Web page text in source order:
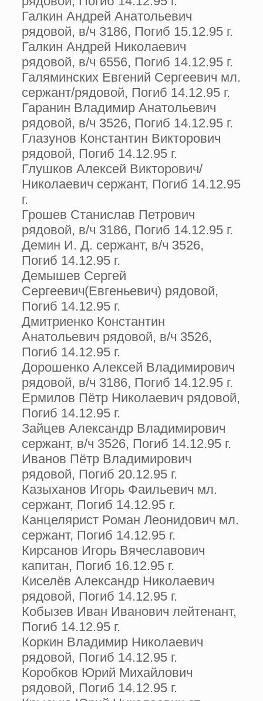
Галкин Андрей Анатольевич
рядовой, в/ч 3186, Погиб 15.12.95 г.
Галкин Андрей Николаевич
рядовой, в/ч 6556, Погиб 14.12.95 г.
Галяминских Евгений Сергеевич мл.
сержант/рядовой, Погиб 14.12.95 г.
Гаранин Владимир Анатольевич
рядовой, в/ч 3526, Погиб 14.12.95 г.
Глазунов Константин Викторович
рядовой, Погиб 14.12.95 г.
Глушков Алексей Викторович/
Николаевич сержант, Погиб 14.12.95
г.
Грошев Станислав Петрович
рядовой, в/ч 3186, Погиб 14.12.95 г.
Демин И. Д. сержант, в/ч 3526,
Погиб 14.12.95 г.
Демышев Сергей
Сергеевич(Евгеньевич) рядовой,
Погиб 14.12.95 г.
Дмитриенко Константин
Анатольевич рядовой, в/ч 3526,
Погиб 14.12.95 г.
Дорошенко Алексей Владимирович
рядовой, в/ч 3186, Погиб 14.12.95 г.
Ермилов Пётр Николаевич рядовой,
Погиб 14.12.95 г.
Зайцев Александр Владимирович
сержант, в/ч 3526, Погиб 14.12.95 г.
Иванов Пётр Владимирович
рядовой, Погиб 20.12.95 г.
Казыханов Игорь Фаильевич мл.
сержант, Погиб 14.12.95 г.
Канцелярист Роман Леонидович мл.
сержант, Погиб 14.12.95 г.
Кирсанов Игорь Вячеславович
капитан, Погиб 16.12.95 г.
Киселёв Александр Николаевич
рядовой, Погиб 14.12.95 г.
Кобызев Иван Иванович лейтенант,
Погиб 14.12.95 г.
Коркин Владимир Николаевич
рядовой, Погиб 14.12.95 г.
Коробков Юрий Михайлович
рядовой, Погиб 14.12.95 г.